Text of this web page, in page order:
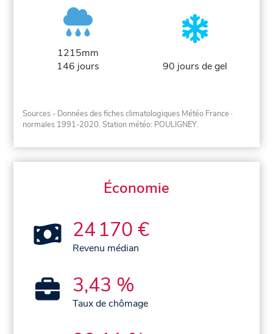
1215mm
146 jours
90 jours de gel
Sources - Données des fiches climatologiques Météo France ·
normales 1991-2020. Station météo: POULIGNEY.
Économie
24 170 €
Revenu médian
3,43 %
Taux de chômage